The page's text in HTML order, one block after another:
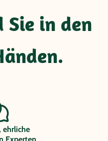
Sie in den
ehrliche